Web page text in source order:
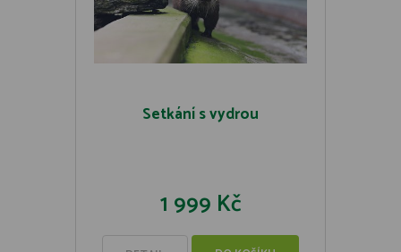
Setkání s vydrou
1 999 Kč